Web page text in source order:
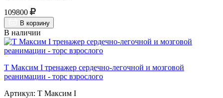
109800
В корзину
В наличии
Т Максим I тренажер сердечно-легочной и мозговой
реанимации - торс взрослого
Артикул: Т Максим I